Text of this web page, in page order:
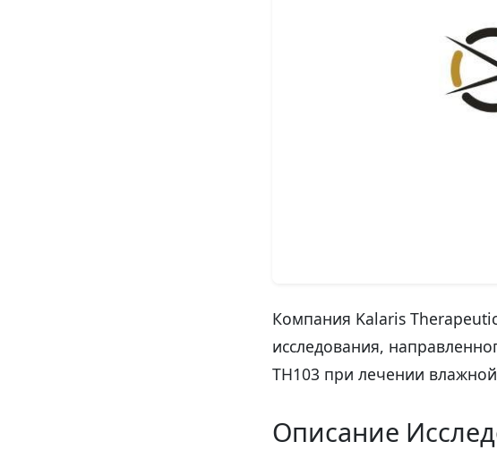
Компания Kalaris
исследования,
TH103 при лечении
Описание